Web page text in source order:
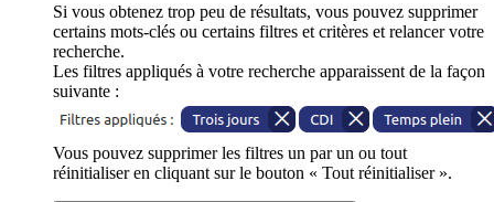
Si vous obtenez trop peu de résultats, vous pouvez supprimer
certains mots-clés ou certains filtres et critères et relancer votre
recherche.
Les filtres appliqués à votre recherche apparaissent de la façon
suivante :
Vous pouvez supprimer les filtres un par un ou tout
réinitialiser en cliquant sur le bouton « Tout réinitialiser ».